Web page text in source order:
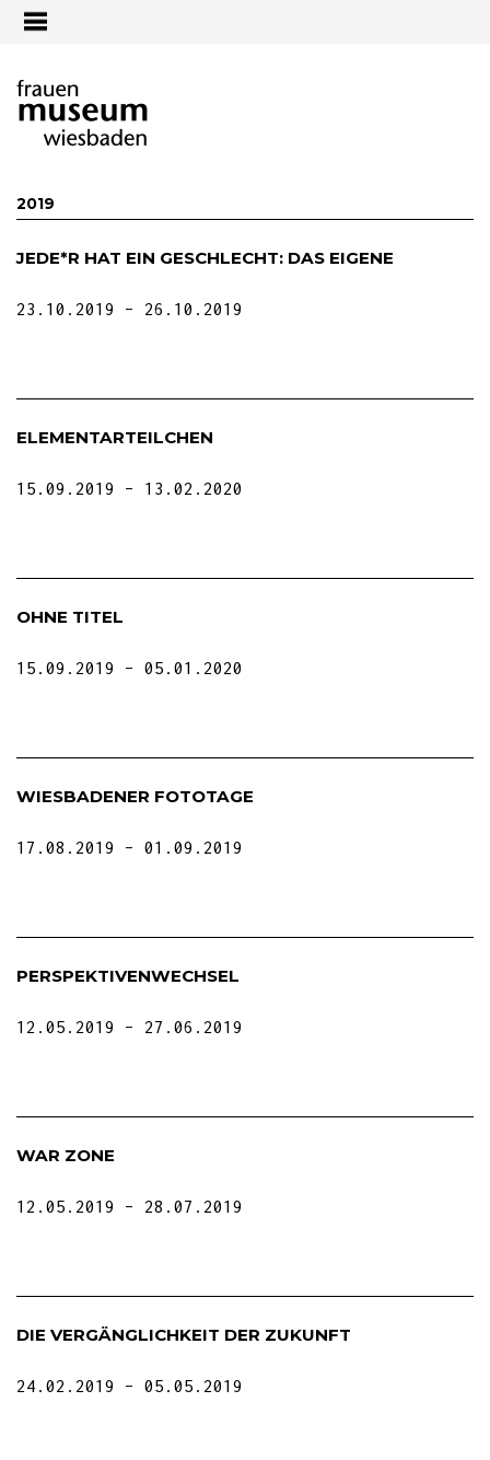
2019
JEDE*R HAT EIN GESCHLECHT: DAS EIGENE
23.10.2019 26.10.2019
ELEMENTARTEILCHEN
15.09.2019 13.02.2020
OHNE TITEL
15.09.2019 05.01.2020
WIESBADENER FOTOTAGE
17.08.2019 01.09.2019
PERSPEKTIVENWECHSEL
12.05.2019 27.06.2019
WAR ZONE
12.05.2019 28.07.2019
DIE VERGÄNGLICHKEIT DER ZUKUNFT
24.02.2019 05.05.2019